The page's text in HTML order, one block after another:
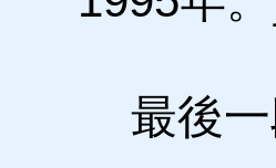
最後一